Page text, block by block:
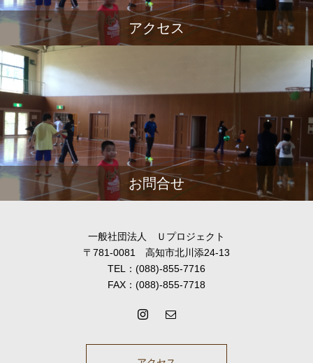
アクセス
お問合せ
一般社団法人 Ｕプロジェクト
〒781-0081 高知市北川添24-13
TEL：(088)-855-7716
FAX：(088)-855-7718